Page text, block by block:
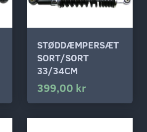
STØDDÆMPERSÆT
SORT/SORT
33/34CM
399,00 kr